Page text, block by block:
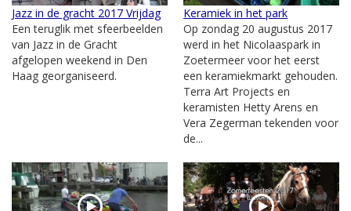
Jazz in de gracht 2017 Vrijdag
Een teruglik met sfeerbeelden
van Jazz in de Gracht
afgelopen weekend in Den
Haag georganiseerd.
Keramiek in het park
Op zondag 20 augustus 2017
werd in het Nicolaaspark in
Zoetermeer voor het eerst
een keramiekmarkt gehouden.
Terra Art Projects en
keramisten Hetty Arens en
Vera Zegerman tekenden voor
de...